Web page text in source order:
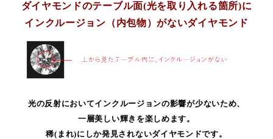
ダイヤモンドのテーブル面(光を取り入れる箇所)に
インクルージョン（内包物）がないダイヤモンド
光の反射においてインクルージョンの影響が少ないため、
一層美しい輝きを楽しめます。
稀(まれ)にしか発見されないダイヤモンドです。